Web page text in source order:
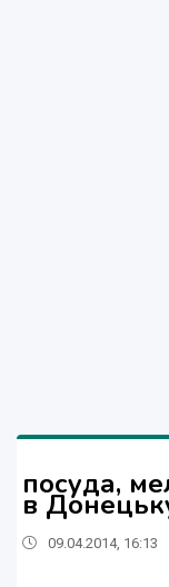
посуда,
в
09.04.2014, 16:13